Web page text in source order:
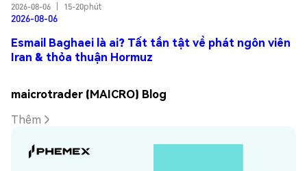
2026-08-06
15-20phút
2026-08-06
Esmail Baghaei là ai? Tất tần tật về phát ngôn viên
Iran & thỏa thuận Hormuz
maicrotrader (MAICRO) Blog
Thêm